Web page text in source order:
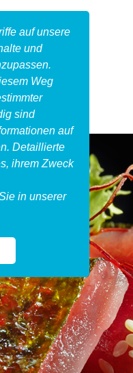
auf unsere
und
Weg
sind
auf
Detaillierte
ihrem Zweck
in unserer